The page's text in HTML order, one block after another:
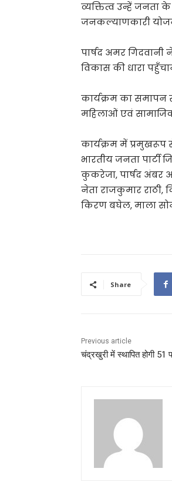
व्यक्तित्व उन्हें जनता
जनकल्याणकारी
पार्षद अमर
विकास की धारा
कार्यक्रम का
महिलाओं एवं
कार्यक्रम में प्रमुखरूप
भारतीय जनता पार्टी
कुकरेजा, पार्षद अंबर
नेता राजकुमार राठी,
किरण बघेल, माला
Share
Previous article
चंद्रखुरी में स्थापित होगी 51